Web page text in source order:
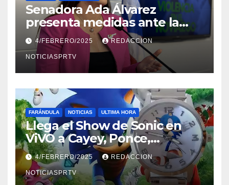
Senadora Ada Álvarez
presenta medidas ante la
violencia en el noviazgo
4/FEBRERO/2025 REDACCION
NOTICIASPRTV
FARÁNDULA NOTICIAS ULTIMA HORA
Llega el Show de Sonic en
ViVO a Cayey, Ponce,
Barceloneta y Humacao,
Relojes gratis para el que
compre ahora….
4/FEBRERO/2025 REDACCION
NOTICIASPRTV